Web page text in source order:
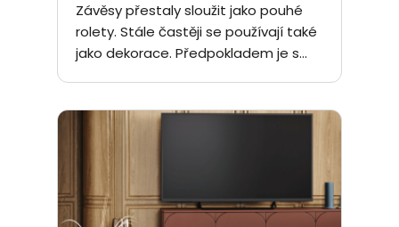
Závěsy přestaly sloužit jako pouhé
rolety. Stále častěji se používají také
jako dekorace. Předpokladem je s...